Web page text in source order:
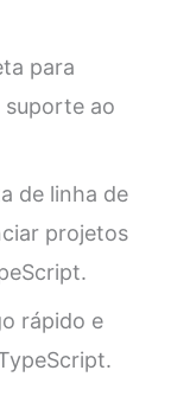
para
ao
de linha de
projetos
rápido e